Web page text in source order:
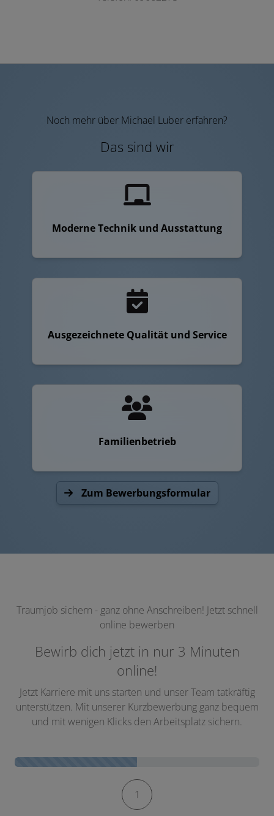
Noch mehr über Michael Luber erfahren?
Das sind wir
Moderne Technik und Ausstattung
Ausgezeichnete Qualität und Service
Familienbetrieb
Zum Bewerbungsformular
Traumjob sichern - ganz ohne Anschreiben! Jetzt schnell
online bewerben
Bewirb dich jetzt in nur 3 Minuten
online!
Jetzt Karriere mit uns starten und unser Team tatkräftig
unterstützen. Mit unserer Kurzbewerbung ganz bequem
und mit wenigen Klicks den Arbeitsplatz sichern.
Kontaktformular-Fortschritt
1